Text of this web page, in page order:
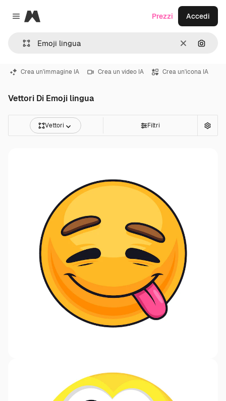
Close menu
Magnific
CancellaCerca
Prezzi Accedi
Crea un'immagine IA Crea un video IA Crea un'icona IA
Vettori Di Emoji lingua
Vettori Filtri